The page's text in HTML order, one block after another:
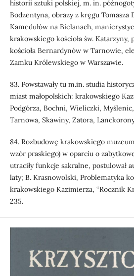
historii sztuki polskiej, m. in.
Bodzentyna, obrazy z kręgu Tomasza
Kamedułów na Bielanach,
krakowskiego kościoła św. Katarzyny,
kościoła Bernardynów w Tarnowie,
Zamku Królewskiego w Warszawie.
83. Powstawały tu m.in. studia
miast małopolskich: krakowskiego
Podgórza, Bochni, Wieliczki,
Tarnowa, Skawiny, Zatora,
84. Rozbudowę krakowskiego
wzór praskiego) w oparciu o
utraciły funkcje sakralne, postulował
laty; B. Krasnowolski, Problematyka
krakowskiego Kazimierza, “Rocznik
235.